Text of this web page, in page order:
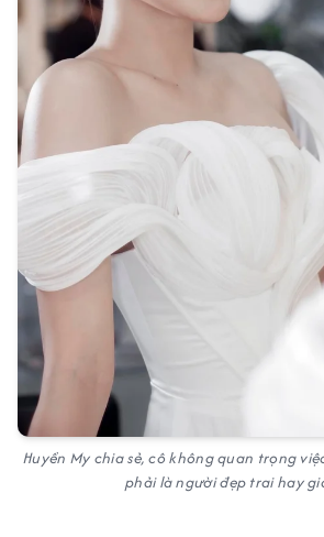
Huyền My chia sẻ, cô không quan trọng
phải là người đẹp trai hay